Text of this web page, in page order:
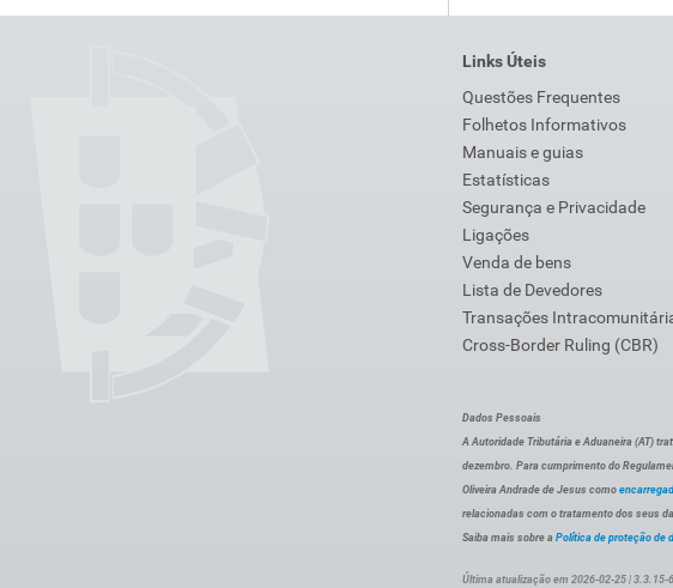
Links Úteis
Questões Frequentes
Folhetos Informativos
Manuais e guias
Estatísticas
Segurança e Privacidade
Ligações
Venda de bens
Lista de Devedores
Transações
Cross-Border Ruling (CBR)
Dados Pessoais
A Autoridade Tributária e Aduaneira (AT)
dezembro. Para cumprimento do
Oliveira Andrade de Jesus como
relacionadas com o tratamento dos seus
Saiba mais sobre a Política de proteção de
Última atualização em 2026-02-25 | 3.3.15-